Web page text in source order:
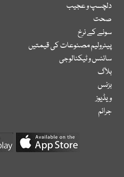
دلچسپ و عجیب
صحت
سونے کے نرخ
پیٹرولیم مصنوعات کی قیمتیں
سائنس و ٹیکنالوجی
بلاگ
بزنس
ویڈیوز
جرائم